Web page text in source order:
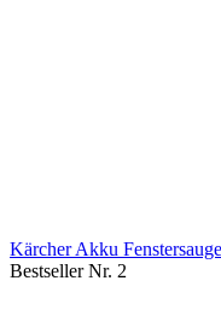
Kärcher Akku
Bestseller Nr. 2